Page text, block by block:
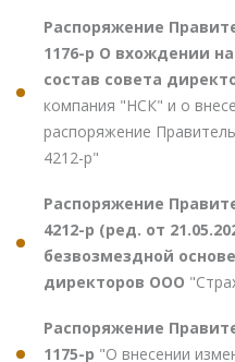
Распоряжение
1176-р О вхождении
состав совета
компания "НСК" и о
распоряжение
4212-р"
Распоряжение
4212-р (ред. от
безвозмездной
директоров ООО
Распоряжение
1175-р "О внесении